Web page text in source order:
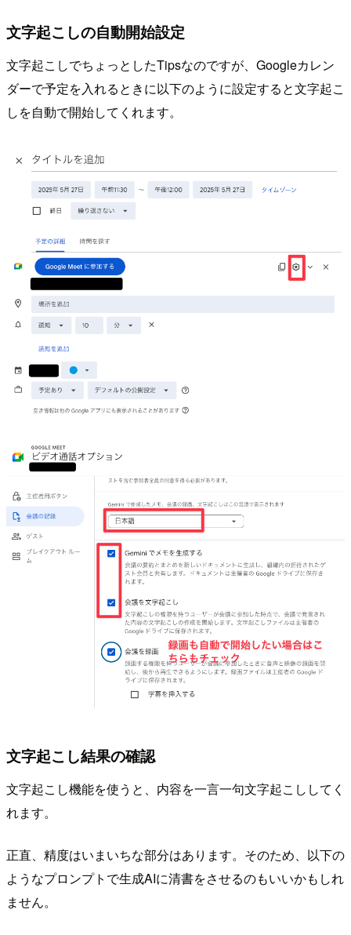
文字起こしの自動開始設定
文字起こしでちょっとしたTipsなのですが、Googleカレン
ダーで予定を入れるときに以下のように設定すると文字起こ
しを自動で開始してくれます。
文字起こし結果の確認
文字起こし機能を使うと、内容を一言一句文字起こししてく
れます。
正直、精度はいまいちな部分はあります。そのため、以下の
ようなプロンプトで生成AIに清書をさせるのもいいかもしれ
ません。